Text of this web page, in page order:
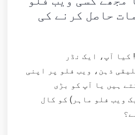
حاصل کرنے کی
کیا آپ، ایک نڈر
ذہن، ویب فلو پر اپنی
ہیں یا آپ کو بڑی
ویب فلو ماہر) کو کال